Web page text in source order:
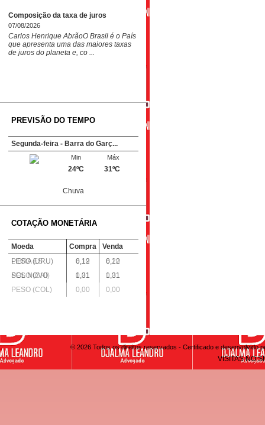
Composição da taxa de juros
07/08/2026
Carlos Henrique AbrãoO Brasil é o País
que apresenta uma das maiores taxas
de juros do planeta e, co ...
PREVISÃO DO TEMPO
Segunda-feira - Barra do Garç...
Máx
31ºC
Min
24ºC
Chuva
COTAÇÃO MONETÁRIA
Moeda Compra
Venda
LIBRA ES ...
6,19
6,20
PESO (CHI)
0,01
0,01
PESO (COL)
0,00 0,00
PESO (URU) 0,12
0,12
SOL NOVO
1,31 1,31
© 2026 Todos os direitos reservados - Certificado e desenvolvido
VISITAS NO